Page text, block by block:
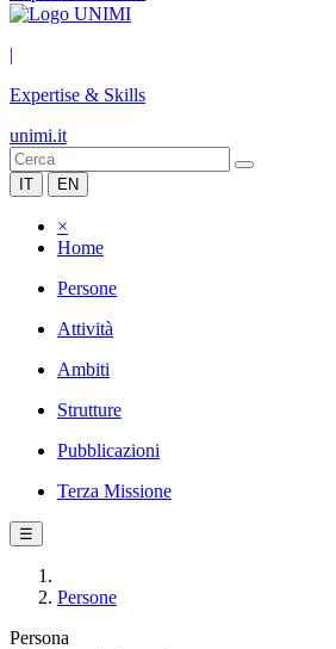
|
Expertise & Skills
unimi.it
IT EN
×
Home
Persone
Attività
Ambiti
Strutture
Pubblicazioni
Terza Missione
☰
Persone
Persona